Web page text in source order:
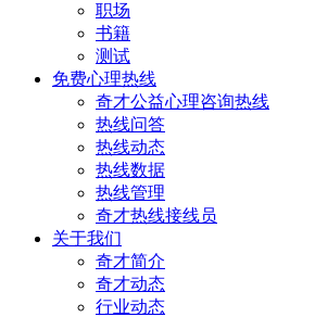
职场
书籍
测试
免费心理热线
奇才公益心理咨询热线
热线问答
热线动态
热线数据
热线管理
奇才热线接线员
关于我们
奇才简介
奇才动态
行业动态